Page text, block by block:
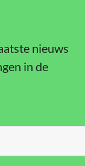
nieuws
in de